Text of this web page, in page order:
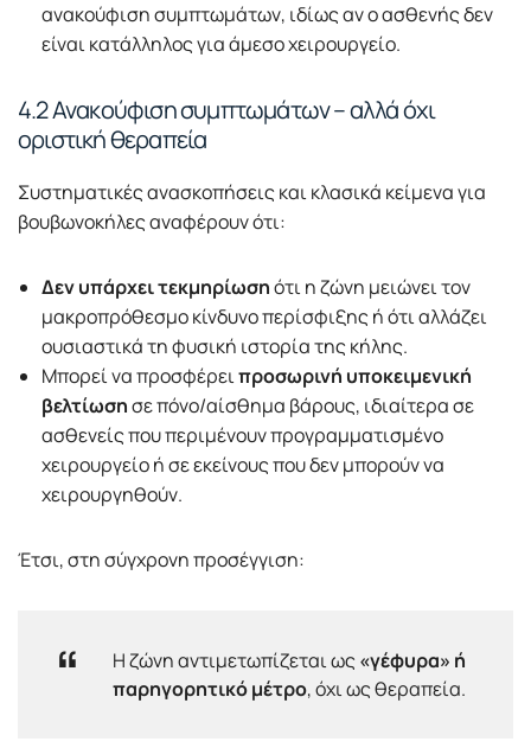
ανακούφιση συμπτωμάτων, ιδίως αν ο ασθενής δεν
είναι κατάλληλος για άμεσο χειρουργείο.
4.2 Ανακούφιση συμπτωμάτων – αλλά όχι
οριστική θεραπεία
Συστηματικές ανασκοπήσεις και κλασικά κείμενα για
βουβωνοκήλες αναφέρουν ότι:
Δεν υπάρχει τεκμηρίωσηότι η ζώνη μειώνει τον
μακροπρόθεσμο κίνδυνο περίσφιξης ή ότι αλλάζει
ουσιαστικά τη φυσική ιστορία της κήλης.
Μπορεί να προσφέρειπροσωρινή υποκειμενική
βελτίωσησε πόνο/αίσθημα βάρους, ιδιαίτερα σε
ασθενείς που περιμένουν προγραμματισμένο
χειρουργείο ή σε εκείνους που δεν μπορούν να
χειρουργηθούν.
Έτσι, στη σύγχρονη προσέγγιση:
Η ζώνη αντιμετωπίζεται ως«γέφυρα» ή
παρηγορητικό μέτρο, όχι ως θεραπεία.